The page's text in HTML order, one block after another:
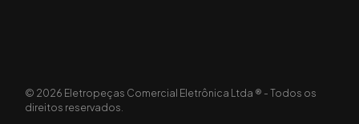
© 2026 Eletropeças Comercial Eletrônica Ltda ® - Todos os
direitos reservados.